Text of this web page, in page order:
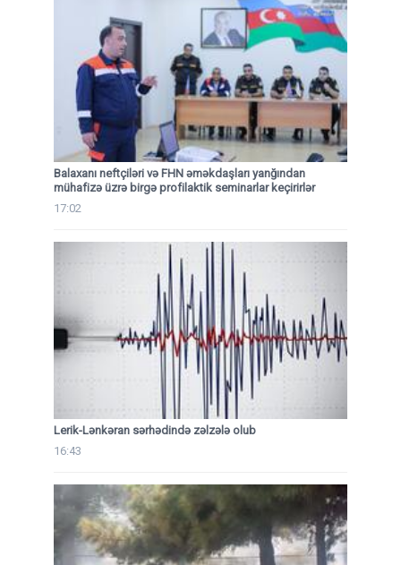
Balaxanı neftçiləri və FHN əməkdaşları yanğından
mühafizə üzrə birgə profilaktik seminarlar keçirirlər
17:02
Lerik-Lənkəran sərhədində zəlzələ olub
16:43